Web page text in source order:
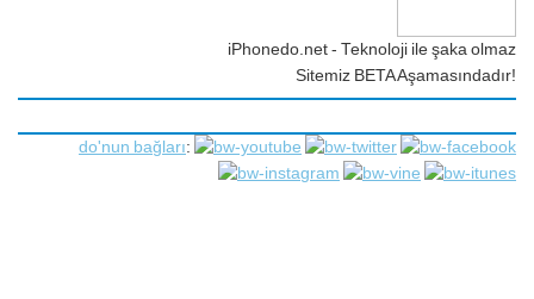
iPhonedo.net - Teknoloji ile şaka olmaz
Sitemiz BETA Aşamasındadır!
do'nun bağları: